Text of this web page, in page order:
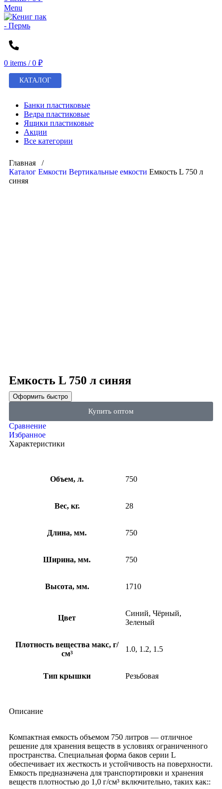
Menu
0 items / 0 ₽
КАТАЛОГ
Банки пластиковые
Ведра пластиковые
Ящики пластиковые
Акции
Все категории
Главная /
Каталог Емкости Вертикальные емкости Емкость L 750 л
синяя
Емкость L 750 л синяя
Оформить быстро
Купить оптом
Сравнение
Избранное
Характеристики
Объем, л. 750
Вес, кг. 28
Длина, мм. 750
Ширина, мм. 750
Высота, мм. 1710
Цвет
Синий, Чёрный,
Зеленый
Плотность вещества макс, г/
см³
1.0, 1.2, 1.5
Тип крышки Резьбовая
Описание
Компактная емкость объемом 750 литров — отличное
решение для хранения веществ в условиях ограниченного
пространства. Специальная форма баков серии L
обеспечивает их жесткость и устойчивость на поверхности.
Емкость предназначена для транспортировки и хранения
веществ плотностью до 1,0 г/см³ включительно, таких как::